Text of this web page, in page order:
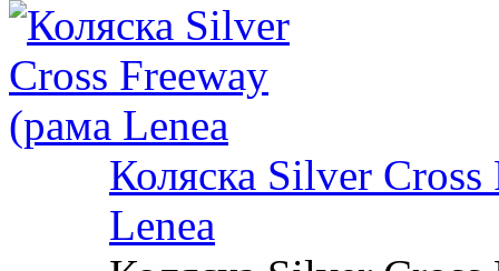
Коляска Silver
Lenea